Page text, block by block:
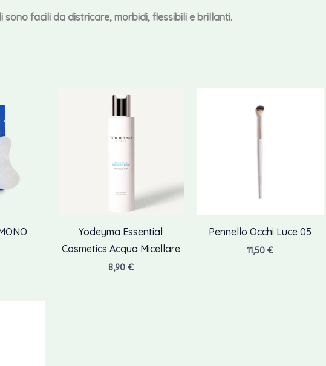
sono facili da districare, morbidi, flessibili e brillanti.
Yodeyma Essential
Cosmetics Acqua Micellare
8,90 €
Pennello Occhi Luce 05
11,50€